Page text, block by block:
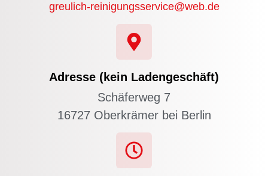
greulich-reinigungsservice@web.de
Adresse (kein Ladengeschäft)
Schäferweg 7
16727 Oberkrämer bei Berlin